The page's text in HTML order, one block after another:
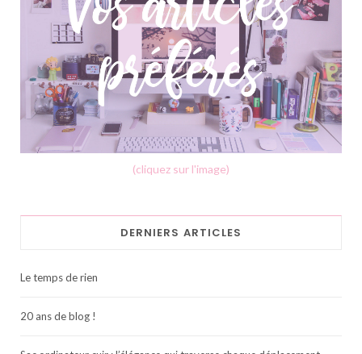
(cliquez sur l'image)
DERNIERS ARTICLES
Le temps de rien
20 ans de blog !